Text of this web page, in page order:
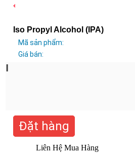
Iso Propyl Alcohol (IPA)
Mã sản phẩm:
Giá bán:
I
Đặt hàng
Liên Hệ Mua Hàng